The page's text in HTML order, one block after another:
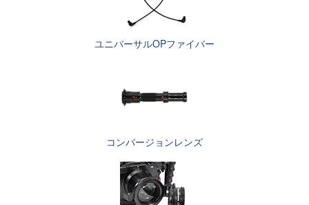
ユニバーサルOPファイバー
コンバージョンレンズ